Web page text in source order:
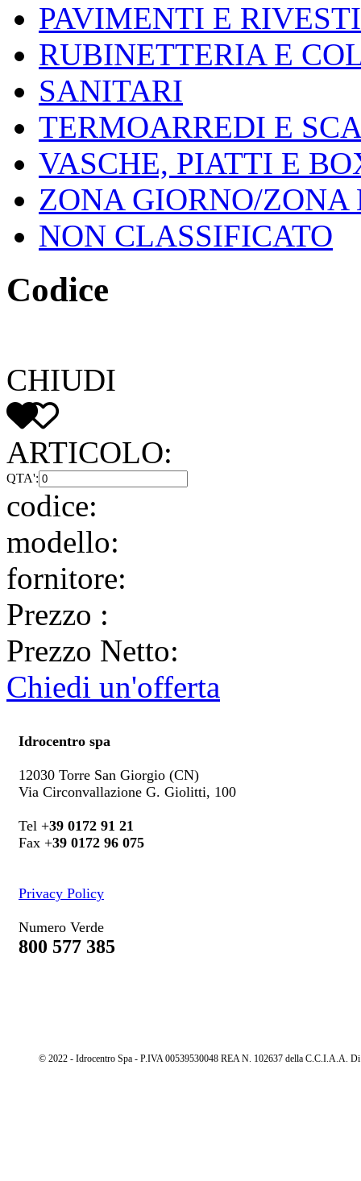
PAVIMENTI E
RUBINETTERIA E
SANITARI
TERMOARREDI E
VASCHE, PIATTI E
ZONA GIORNO/ZONA
NON CLASSIFICATO
Codice
CHIUDI
ARTICOLO:
QTA':
codice:
modello:
fornitore:
Prezzo :
Prezzo Netto:
Chiedi un'offerta
Idrocentro spa
12030 Torre San Giorgio (CN)
Via Circonvallazione G. Giolitti, 100
Tel +39 0172 91 21
Fax +39 0172 96 075
Privacy Policy
Numero Verde
800 577 385
© 2022 - Idrocentro Spa - P.IVA 00539530048 REA N. 102637 della C.C.I.A.A.